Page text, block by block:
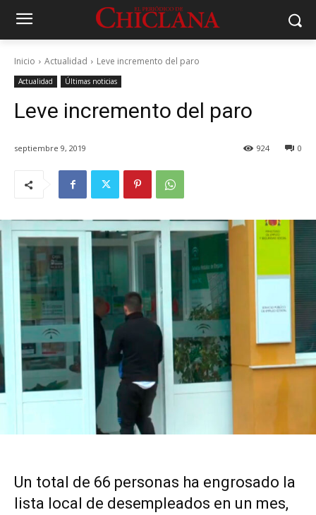
Inicio Actualidad Leve incremento del paro
Actualidad Últimas noticias
Leve incremento del paro
septiembre 9, 2019 0
924
Un total de 66 personas ha engrosado la
lista local de desempleados en un mes,